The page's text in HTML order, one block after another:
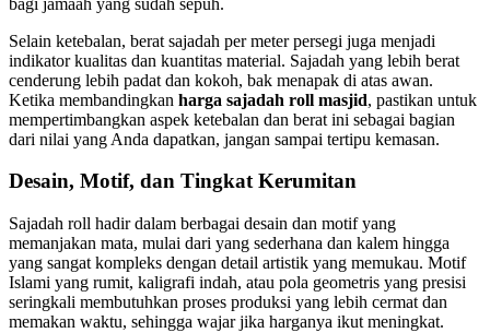
Selain ketebalan, berat sajadah per meter persegi juga menjadi
indikator kualitas dan kuantitas material. Sajadah yang lebih berat
cenderung lebih padat dan kokoh, bak menapak di atas awan.
Ketika membandingkan harga sajadah roll masjid, pastikan untuk
mempertimbangkan aspek ketebalan dan berat ini sebagai bagian
dari nilai yang Anda dapatkan, jangan sampai tertipu kemasan.
Desain, Motif, dan Tingkat Kerumitan
Sajadah roll hadir dalam berbagai desain dan motif yang
memanjakan mata, mulai dari yang sederhana dan kalem hingga
yang sangat kompleks dengan detail artistik yang memukau. Motif
Islami yang rumit, kaligrafi indah, atau pola geometris yang presisi
seringkali membutuhkan proses produksi yang lebih cermat dan
memakan waktu, sehingga wajar jika harganya ikut meningkat.